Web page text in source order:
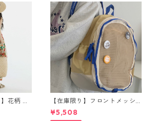
花柄 ノ
ス 1076
【在庫限り】フロントメッシ
ュ バックパック M 2col 11170
¥5,508